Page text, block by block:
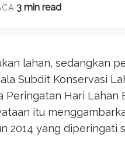
3 min read
lahan, sedangkan
Subdit Konservasi
Peringatan Hari Lahan
itu
2014 yang